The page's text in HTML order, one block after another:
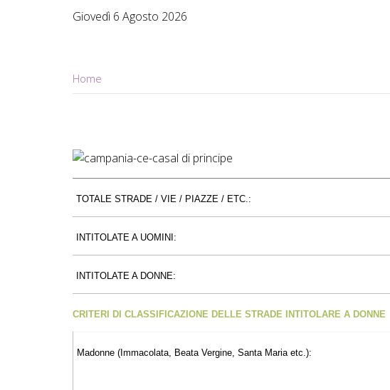
Giovedì 6 Agosto 2026
Home
TOTALE STRADE / VIE / PIAZZE / ETC.:
INTITOLATE A UOMINI:
INTITOLATE A DONNE:
CRITERI DI CLASSIFICAZIONE DELLE STRADE INTITOLARE A DONNE
Madonne (Immacolata, Beata Vergine, Santa Maria etc.):